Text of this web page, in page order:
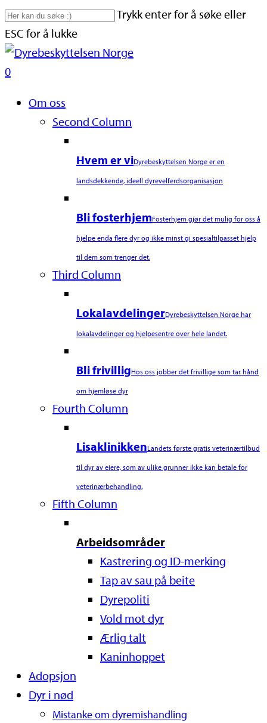
Skip
to
main
content
Trykk enter for å søke eller
ESC for å lukke
Close
Search
search
0
Om oss
Second Column
Hvem er viDyrebeskyttelsen Norge er en
landsdekkende, ideell dyrevelferdsorganisasjon
Bli fosterhjemFosterhjem gjør det mulig for oss å
hjelpe enda flere dyr og ikke minst gi spesialtilpasset hjelp
til dem som trenger det.
Third Column
LokalavdelingerDyrebeskyttelsen Norge har
lokalavdelinger og hjelpesentre over hele landet.
Bli frivilligHos oss jobber det frivillige som tar hånd
om hjemløse dyr
Fourth Column
LisaklinikkenLandets første gratis veterinærtilbud
til dyr av eiere, som av ulike grunner ikke kan betale for
veterinærbehandling.
Fifth Column
Arbeidsområder
Kastrering og ID-merking
Tap av sau på beite
Dyrepoliti
Vold mot dyr
Ærlig talt
Kaninhoppet
Adopsjon
Dyr i nød
Mistanke om dyremishandling